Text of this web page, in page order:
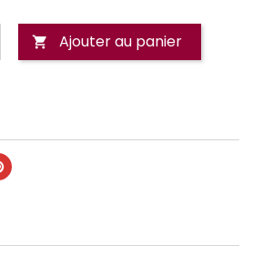
 Ajouter au panier